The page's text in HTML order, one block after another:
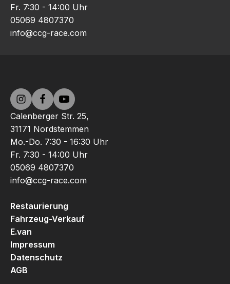
Fr. 7:30 - 14:00 Uhr
05069 4807370
info@ccg-race.com
Calenberger Str. 25,
31171 Nordstemmen
Mo.-Do. 7:30 - 16:30 Uhr
Fr. 7:30 - 14:00 Uhr
05069 4807370
info@ccg-race.com
Restaurierung
Fahrzeug-Verkauf
E.van
Impressum
Datenschutz
AGB